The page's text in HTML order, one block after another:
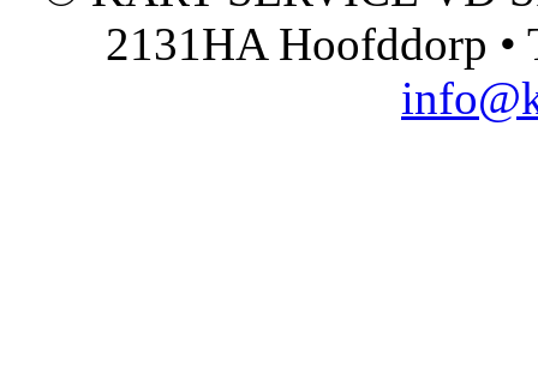
2131HA Hoofddorp •